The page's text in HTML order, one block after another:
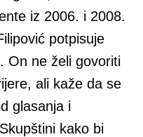
iz 2006. i 2008.
potpisuje
On ne želi govoriti
ali kaže da se
glasanja i
kako bi